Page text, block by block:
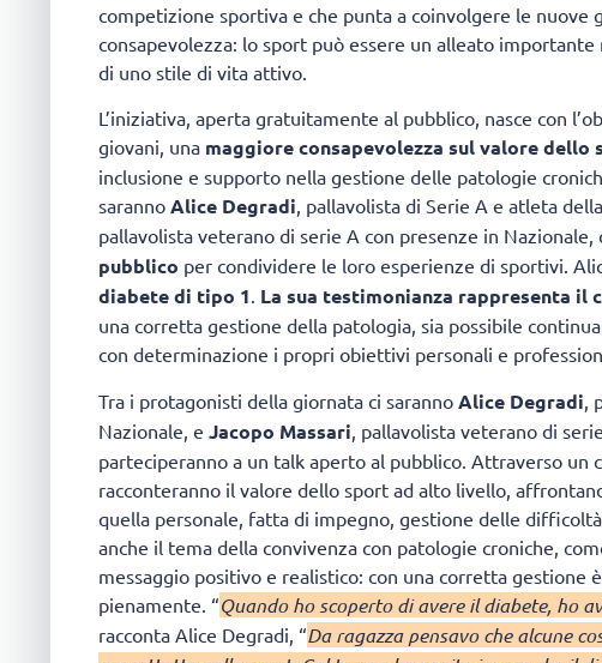
competizione sportiva e che punta a coinvolgere le nuove
consapevolezza: lo sport può essere un alleato
di uno stile di vita attivo.
L’iniziativa, aperta gratuitamente al pubblico, nasce con
giovani, una maggiore consapevolezza sul valore dello
inclusione e supporto nella gestione delle patologie
saranno Alice Degradi, pallavolista di Serie A e atleta
pallavolista veterano di serie A con presenze in Nazionale,
pubblico per condividere le loro esperienze di sportivi.
diabete di tipo 1. La sua testimonianza rappresenta il
una corretta gestione della patologia, sia possibile
con determinazione i propri obiettivi personali e
Tra i protagonisti della giornata ci saranno Alice Degradi
Nazionale, e Jacopo Massari , pallavolista veterano di
parteciperanno a un talk aperto al pubblico. Attraverso
racconteranno il valore dello sport ad alto livello,
quella personale, fatta di impegno, gestione delle
anche il tema della convivenza con patologie croniche,
messaggio positivo e realistico: con una corretta gestione
pienamente. “Quando ho scoperto di avere il diabete, ho
racconta Alice Degradi, “Da ragazza pensavo che alcune